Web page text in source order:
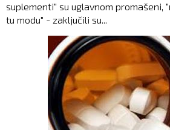
suplementi" su uglavnom promašeni,
tu modu" - zaključili su...